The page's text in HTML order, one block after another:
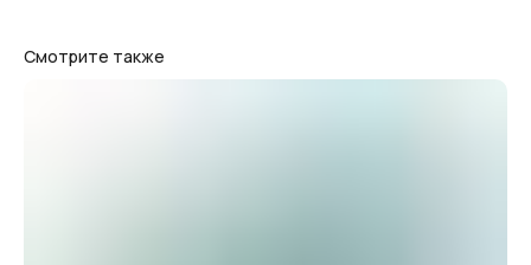
Смотрите также